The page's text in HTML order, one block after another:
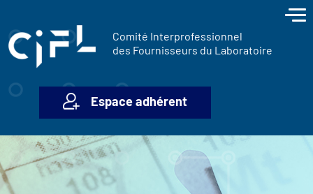
Comité Interprofessionnel
des Fournisseurs du Laboratoire
Espace adhérent